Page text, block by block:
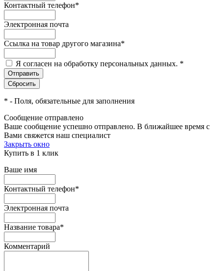
Контактный телефон*
Электронная почта
Ссылка на товар другого магазина*
Я согласен на обработку персональных данных. *
* - Поля, обязательные для заполнения
Сообщение отправлено
Ваше сообщение успешно отправлено. В ближайшее время с
Вами свяжется наш специалист
Закрыть окно
Купить в 1 клик
Ваше имя
Контактный телефон*
Электронная почта
Название товара*
Комментарий